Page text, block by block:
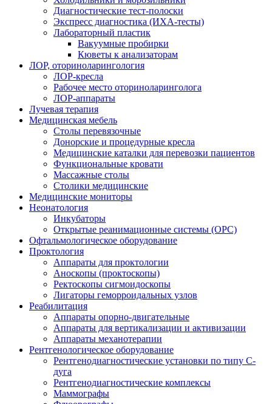
Диагностические тест-полоски
Экспресс диагностика (ИХА-тесты)
Лабораторный пластик
Вакуумные пробирки
Кюветы к анализаторам
ЛОР, оториноларингология
ЛОР-кресла
Рабочее место оториноларинголога
ЛОР-аппараты
Лучевая терапия
Медицинская мебель
Столы перевязочные
Донорские и процедурные кресла
Медицинские каталки для перевозки пациентов
Функциональные кровати
Массажные столы
Столики медицинские
Медицинские мониторы
Неонатология
Инкубаторы
Открытые реанимационные системы (ОРС)
Офтальмологическое оборудование
Проктология
Аппараты для проктологии
Аноскопы (проктоскопы)
Ректоскопы сигмоидоскопы
Лигаторы геморроидальных узлов
Реабилитация
Аппараты опорно-двигательные
Аппараты для вертикализации и активизации
Аппараты механотерапии
Рентгенологическое оборудование
Рентгенодиагностические установки по типу С-
дуга
Рентгенодиагностические комплексы
Маммографы